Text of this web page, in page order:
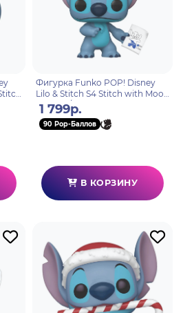
Фигурка Funko POP! Disney
Lilo & Stitch S4 Stitch with Mood
Chart w/Chase (1744) 90345
1 799р.
90 Pop-Баллов
В КОРЗИНУ